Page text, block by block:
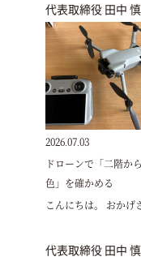
代表取締役 田中
2026.07.03
ドローンで「二階か
色」を確かめる
こんにちは。 おか
代表取締役 田中